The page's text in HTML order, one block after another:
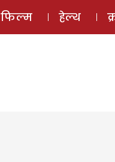
ई-मैगज़ीन
फिल्म हेल्थ